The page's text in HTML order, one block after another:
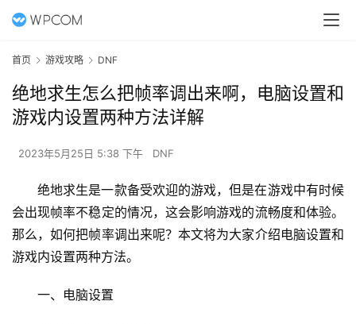
首页 游戏攻略 DNF
绝地求生怎么把帧率调出来啊，电脑设置和
游戏内设置两种方法详解
2023年5月25日 5:38 下午 DNF
绝地求生是一款备受欢迎的游戏，但是在游戏中有时候
会出现帧率不稳定的情况，这会影响游戏的流畅度和体验。
那么，如何把帧率调出来呢？本文将为大家介绍电脑设置和
游戏内设置两种方法。
一、电脑设置